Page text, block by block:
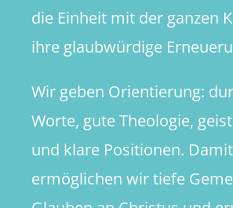
die Einheit mit der ganzen
ihre glaubwürdige
Wir geben Orientierung:
Worte, gute Theologie,
und klare Positionen. Damit
ermöglichen wir tiefe